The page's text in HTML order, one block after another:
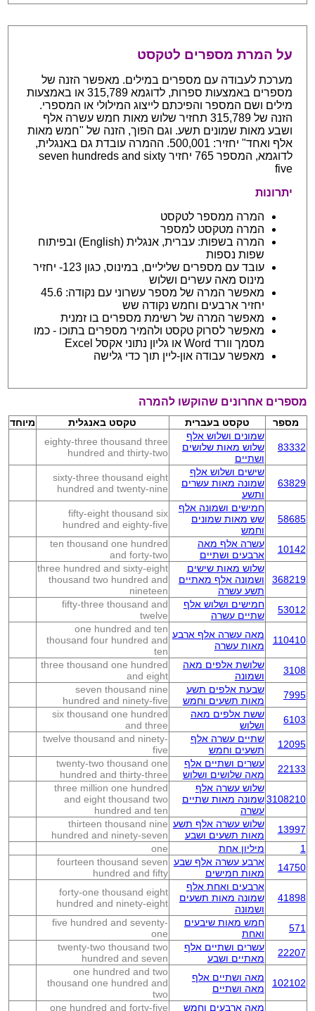
על המרת מספרים לטקסט
מערכת לעבודה עם מספרים במילים. מאפשר הזנה של
מספרים באמצעות ספרות, לדוגמא 315,789 או באמצעות
מילים ושם המספר והפיכתם לייצוג המילולי או המספרי.
הזנה של 315,789 תחזיר שלוש מאות חמש עשרה אלף
ושבע מאות שמונים תשע. וגם הפוך, הזנה של "חמש מאות
אלף ואחד" יחזיר: 500,001. ההמרה עובדת גם באנגלית,
לדוגמא, המספר 765 יחזיר seven hundreds and sixty
five
יתרונות
המרה ממספר לטקסט
המרה מטקסט למספר
המרה בשפות: עברית, אנגלית (English) ובפיתוח
שפות נספות
עובד עם מספרים שליליים, במינוס, כגון 123- יחזיר
מינוס מאה עשרים ושלוש
מאפשר המרה של מספר עשרוני עם נקודה: 45.6
יחזיר ארבעים וחמש נקודה שש
מאפשר המרה של רשימת מספרים בו זמנית
מאפשר לסרוק טקסט ולהמיר מספרים בתוכו - כמו
מסמך וורד Word או גליון נתוני אקסל Excel
מאפשר עבודה און-ליין תוך כדי גלישה
מספרים אחרונים שהוקשו להמרה
מספר טקסט בעברית טקסט באנגלית מיוחד
83332
שמונים ושלוש אלף
שלוש מאות שלושים
ושתיים
eighty-three thousand three
hundred and thirty-two
63829
שישים ושלוש אלף
שמונה מאות עשרים
ותשע
sixty-three thousand eight
hundred and twenty-nine
58685
חמישים ושמונה אלף
שש מאות שמונים
וחמש
fifty-eight thousand six
hundred and eighty-five
10142
עשרה אלף מאה
ארבעים ושתיים
ten thousand one hundred
and forty-two
368219
שלוש מאות שישים
ושמונה אלף מאתיים
תשע עשרה
three hundred and sixty-eight
thousand two hundred and
nineteen
53012
חמישים ושלוש אלף
שתיים עשרה
fifty-three thousand and
twelve
110410
מאה עשרה אלף ארבע
מאות עשרה
one hundred and ten
thousand four hundred and
ten
3108
שלושת אלפים מאה
ושמונה
three thousand one hundred
and eight
7995
שבעת אלפים תשע
מאות תשעים וחמש
seven thousand nine
hundred and ninety-five
6103
ששת אלפים מאה
ושלוש
six thousand one hundred
and three
12095
שתיים עשרה אלף
תשעים וחמש
twelve thousand and ninety-
five
22133
עשרים ושתיים אלף
מאה שלושים ושלוש
twenty-two thousand one
hundred and thirty-three
3108210
שלוש עשרה אלף
שמונה מאות שתיים
עשרה
three million one hundred
and eight thousand two
hundred and ten
13997
שלוש עשרה אלף תשע
מאות תשעים ושבע
thirteen thousand nine
hundred and ninety-seven
1
מיליון אחת
one
14750
ארבע עשרה אלף שבע
מאות חמישים
fourteen thousand seven
hundred and fifty
41898
ארבעים ואחת אלף
שמונה מאות תשעים
ושמונה
forty-one thousand eight
hundred and ninety-eight
571
חמש מאות שיבעים
ואחת
five hundred and seventy-
one
22207
עשרים ושתיים אלף
מאתיים ושבע
twenty-two thousand two
hundred and seven
102102
מאה ושתיים אלף
מאה ושתיים
one hundred and two
thousand one hundred and
two
מאה ארבעים וחמש
one hundred and forty-five